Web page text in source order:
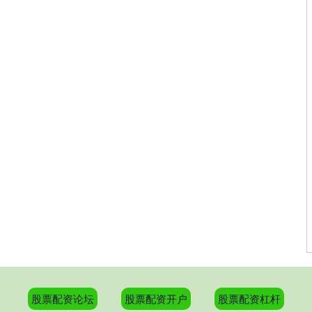
股票配资论坛 股票配资开户 股票配资杠杆